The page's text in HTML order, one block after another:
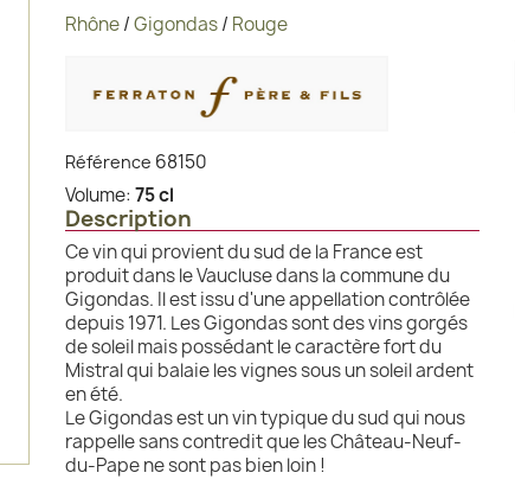
Rhône/Gigondas/ Rouge
Référence 68150
Volume: 75 cl
Description
Ce vin qui provient du sud de la France est
produit dans le Vaucluse dans la commune du
Gigondas. Il est issu d'une appellation contrôlée
depuis 1971. Les Gigondas sont des vins gorgés
de soleil mais possédant le caractère fort du
Mistral qui balaie les vignes sous un soleil ardent
en été.
Le Gigondas est un vin typique du sud qui nous
rappelle sans contredit que les Château-Neuf-
du-Pape ne sont pas bien loin !